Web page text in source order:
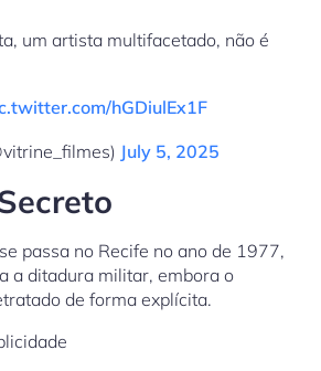
um artista multifacetado, não é
hGDiulEx1F
July 5, 2025
passa no Recife no ano de 1977,
a ditadura militar, embora o
de forma explícita.